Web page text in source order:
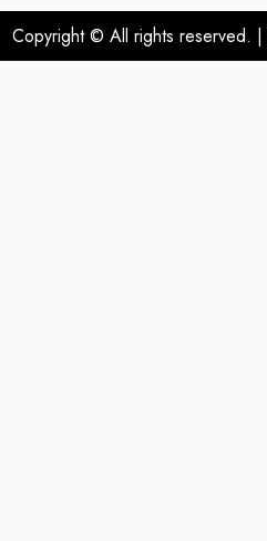
Copyright © All rights reserved. |